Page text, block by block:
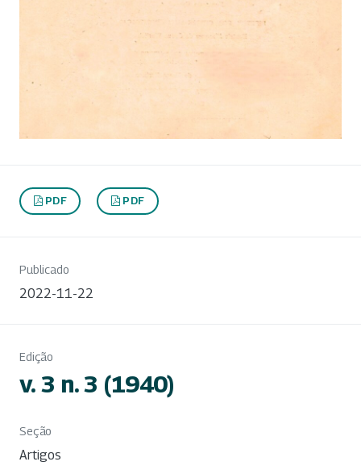
PDF PDF
Publicado
2022-11-22
Edição
v. 3 n. 3 (1940)
Seção
Artigos